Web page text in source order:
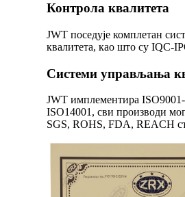
Контрола квалитета
JWT поседује комплетан
квалитета, као што су IQC-
Системи управљања
JWT имплементира
ISO14001, сви производи
SGS, ROHS, FDA, REACH